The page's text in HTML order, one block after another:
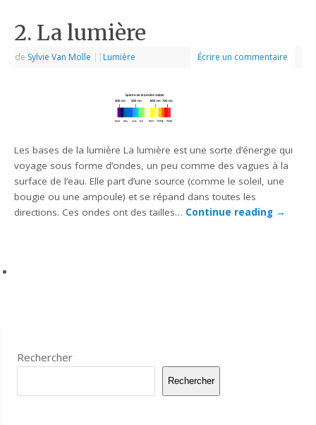
2. La lumière
de Sylvie Van Molle | | Lumière Écrire un commentaire
Les bases de la lumière La lumière est une sorte d’énergie qui
voyage sous forme d’ondes, un peu comme des vagues à la
surface de l’eau. Elle part d’une source (comme le soleil, une
bougie ou une ampoule) et se répand dans toutes les
directions. Ces ondes ont des tailles… Continue reading →
Rechercher
Rechercher